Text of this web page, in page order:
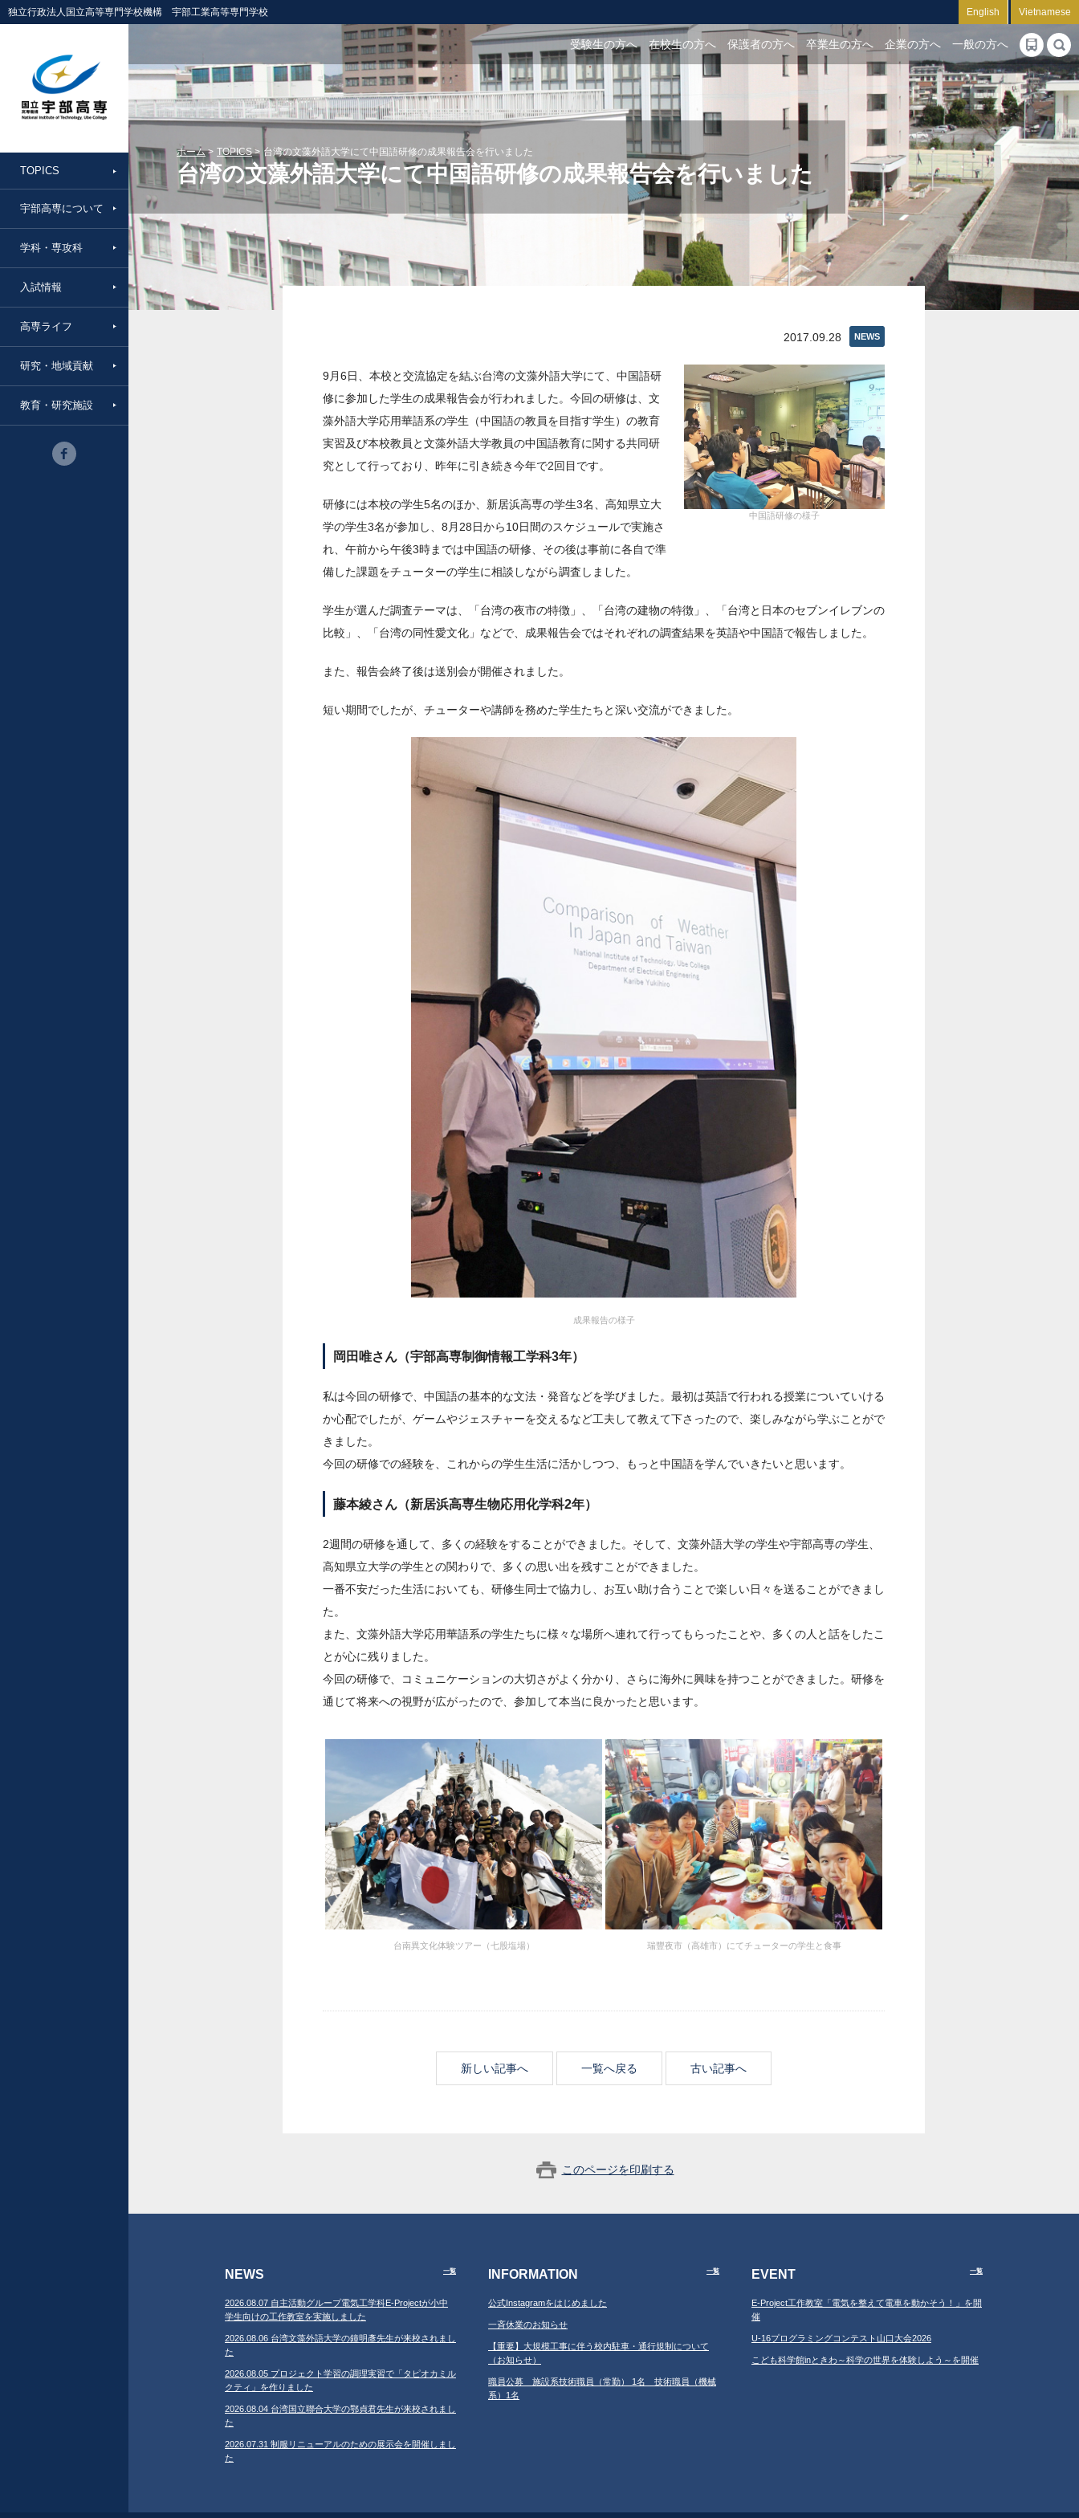
独立行政法人国立高等専門学校機構 宇部工業高等専門学校 English Vietnamese
TOPICS
宇部高専について
学科・専攻科
入試情報
高専ライフ
研究・地域貢献
教育・研究施設
受験生の方へ 在校生の方へ 保護者の方へ 卒業生の方へ 企業の方へ 一般の方へ
ホーム TOPICS 台湾の文藻外語大学にて中国語研修の成果報告会を行いました
台湾の文藻外語大学にて中国語研修の成果報告会を行いました
NEWS
2017.09.28
中国語研修の様子
9月6日、本校と交流協定を結ぶ台湾の文藻外語大学にて、中国語研
修に参加した学生の成果報告会が行われました。今回の研修は、文
藻外語大学応用華語系の学生（中国語の教員を目指す学生）の教育
実習及び本校教員と文藻外語大学教員の中国語教育に関する共同研
究として行っており、昨年に引き続き今年で2回目です。
研修には本校の学生5名のほか、新居浜高専の学生3名、高知県立大
学の学生3名が参加し、8月28日から10日間のスケジュールで実施さ
れ、午前から午後3時までは中国語の研修、その後は事前に各自で準
備した課題をチューターの学生に相談しながら調査しました。
学生が選んだ調査テーマは、「台湾の夜市の特徴」、「台湾の建物の特徴」、「台湾と日本のセブンイレブンの
比較」、「台湾の同性愛文化」などで、成果報告会ではそれぞれの調査結果を英語や中国語で報告しました。
また、報告会終了後は送別会が開催されました。
短い期間でしたが、チューターや講師を務めた学生たちと深い交流ができました。
成果報告の様子
岡田唯さん（宇部高専制御情報工学科3年）
私は今回の研修で、中国語の基本的な文法・発音などを学びました。最初は英語で行われる授業についていける
か心配でしたが、ゲームやジェスチャーを交えるなど工夫して教えて下さったので、楽しみながら学ぶことがで
きました。
今回の研修での経験を、これからの学生生活に活かしつつ、もっと中国語を学んでいきたいと思います。
藤本綾さん（新居浜高専生物応用化学科2年）
2週間の研修を通して、多くの経験をすることができました。そして、文藻外語大学の学生や宇部高専の学生、
高知県立大学の学生との関わりで、多くの思い出を残すことができました。
一番不安だった生活においても、研修生同士で協力し、お互い助け合うことで楽しい日々を送ることができまし
た。
また、文藻外語大学応用華語系の学生たちに様々な場所へ連れて行ってもらったことや、多くの人と話をしたこ
とが心に残りました。
今回の研修で、コミュニケーションの大切さがよく分かり、さらに海外に興味を持つことができました。研修を
通じて将来への視野が広がったので、参加して本当に良かったと思います。
台南異文化体験ツアー（七股塩場） 瑞豐夜市（高雄市）にてチューターの学生と食事
新しい記事へ 一覧へ戻る 古い記事へ
このページを印刷する
NEWS 一覧
2026.08.07 自主活動グループ電気工学科E-Projectが小中
学生向けの工作教室を実施しました
2026.08.06 台湾文藻外語大学の鐘明彥先生が来校されまし
た
2026.08.05 プロジェクト学習の調理実習で「タピオカミル
クティ」を作りました
2026.08.04 台湾国立聯合大学の鄂貞君先生が来校されまし
た
2026.07.31 制服リニューアルのための展示会を開催しまし
た
INFORMATION 一覧
公式Instagramをはじめました
一斉休業のお知らせ
【重要】大規模工事に伴う校内駐車・通行規制について
（お知らせ）
職員公募 施設系技術職員（常勤） 1名 技術職員（機械
系）1名
EVENT 一覧
E-Project工作教室「電気を整えて電車を動かそう！」を開
催
U-16プログラミングコンテスト山口大会2026
こども科学館inときわ～科学の世界を体験しよう～を開催